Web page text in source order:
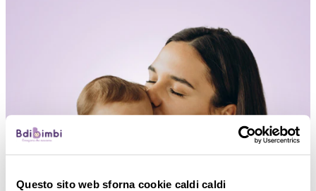
Questo sito web sforna cookie caldi caldi